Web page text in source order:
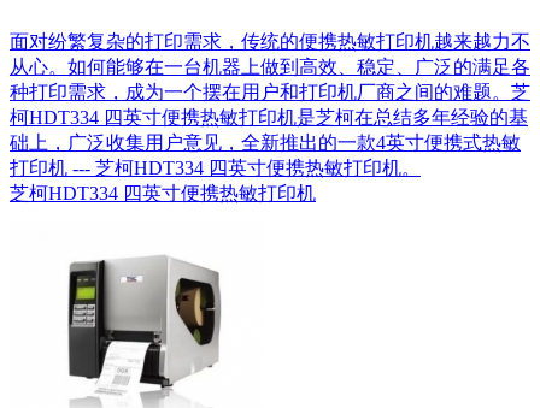
面对纷繁复杂的打印需求，传统的便携热敏打印机越来越力不
从心。如何能够在一台机器上做到高效、稳定、广泛的满足各
种打印需求，成为一个摆在用户和打印机厂商之间的难题。芝
柯HDT334 四英寸便携热敏打印机是芝柯在总结多年经验的基
础上，广泛收集用户意见，全新推出的一款4英寸便携式热敏
打印机 --- 芝柯HDT334 四英寸便携热敏打印机。
芝柯HDT334 四英寸便携热敏打印机